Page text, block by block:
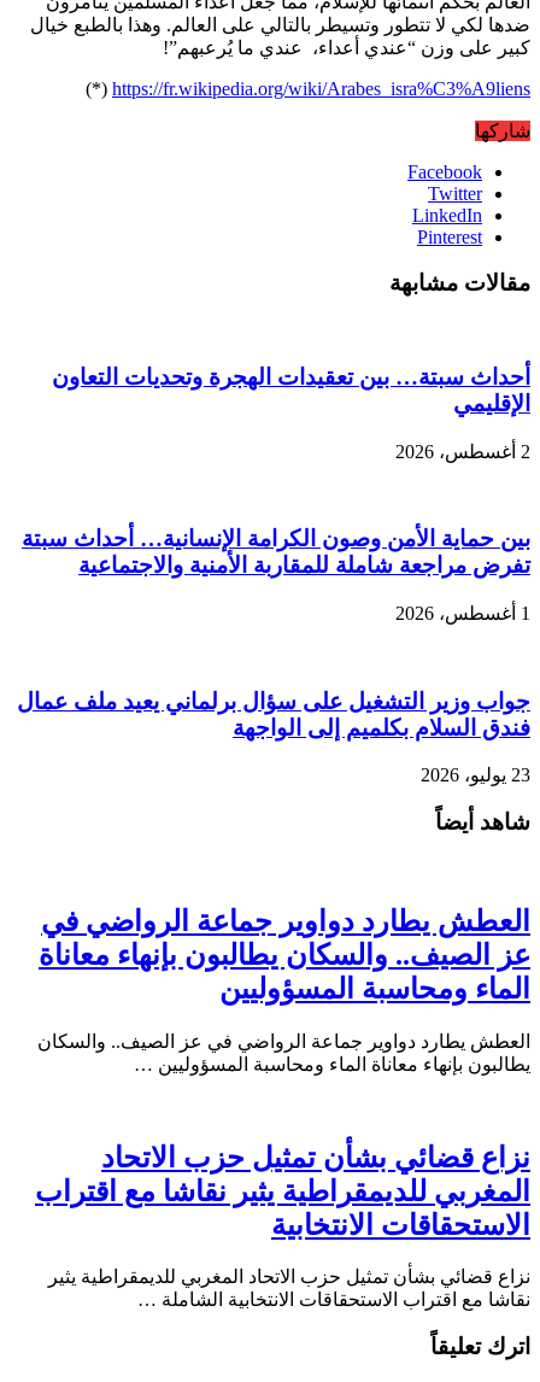
ضدها لكي لا تتطور وتسيطر بالتالي على العالم. وهذا بالطبع خيال
كبير على وزن “عندي أعداء، عندي ما يُرعبهم”!
https://fr.wikipedia.org/wiki/Arabes_isra%C3%A9liens
(*)
شاركها
Facebook
Twitter
LinkedIn
Pinterest
مقالات مشابهة
أحداث سبتة… بين تعقيدات الهجرة وتحديات التعاون
الإقليمي
2 أغسطس، 2026
بين حماية الأمن وصون الكرامة الإنسانية… أحداث سبتة
تفرض مراجعة شاملة للمقاربة الأمنية والاجتماعية
1 أغسطس، 2026
جواب وزير التشغيل على سؤال برلماني يعيد ملف عمال
فندق السلام بكلميم إلى الواجهة
23 يوليو، 2026
شاهد أيضاً
العطش يطارد دواوير جماعة الرواضي في
عز الصيف.. والسكان يطالبون بإنهاء معاناة
الماء ومحاسبة المسؤوليين
العطش يطارد دواوير جماعة الرواضي في عز الصيف.. والسكان
يطالبون بإنهاء معاناة الماء ومحاسبة المسؤوليين …
نزاع قضائي بشأن تمثيل حزب الاتحاد
المغربي للديمقراطية يثير نقاشا مع اقتراب
الاستحقاقات الانتخابية
نزاع قضائي بشأن تمثيل حزب الاتحاد المغربي للديمقراطية يثير
نقاشا مع اقتراب الاستحقاقات الانتخابية الشاملة …
اترك تعليقاً